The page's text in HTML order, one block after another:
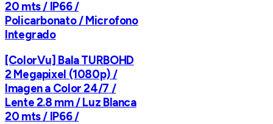
20 mts / IP66 /
Policarbonato / Microfono
Integrado
[ColorVu] Bala TURBOHD
2 Megapixel (1080p) /
Imagen a Color 24/7 /
Lente 2.8 mm / Luz Blanca
20 mts / IP66 /